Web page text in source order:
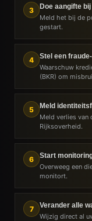
3
Doe aangifte
Meld het bij de
gestart.
4
Stel een
Waarschuw
(BKR) om
5
Meld
Meld verlies van
Rijksoverheid.
6
Start
Overweeg een
monitort.
7
Verander alle
Wijzig direct al